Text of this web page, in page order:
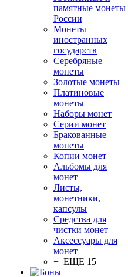
памятные монеты
России
Монеты
иностранных
государств
Серебряные
монеты
Золотые монеты
Платиновые
монеты
Наборы монет
Серии монет
Бракованные
монеты
Копии монет
Альбомы для
монет
Листы,
монетники,
капсулы
Средства для
чистки монет
Аксессуары для
монет
+ ЕЩЕ 15